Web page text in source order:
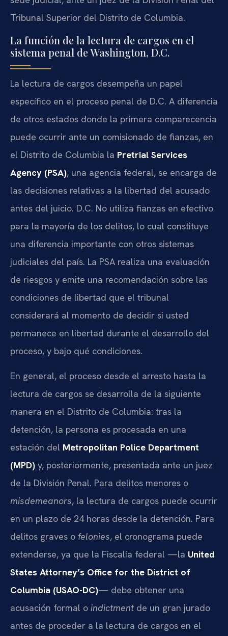
Tribunal Superior del Distrito de Columbia.
La función de la lectura de cargos en el
sistema penal de Washington, D.C.
La lectura de cargos desempeña un papel
específico en el proceso penal de D.C. A diferencia
de otros estados donde la primera comparecencia
puede ocurrir ante un comisionado de fianzas, en
el Distrito de Columbia la Pretrial Services
Agency (PSA), una agencia federal, se encarga de
las decisiones relativas a la libertad del acusado
antes del juicio. D.C. No utiliza fianzas en efectivo
para la mayoría de los delitos, lo cual constituye
una diferencia importante con otros sistemas
judiciales del país. La PSA realiza una evaluación
de riesgos y emite una recomendación sobre las
condiciones de libertad que el tribunal
considerará al momento de decidir si usted
permanece en libertad durante el desarrollo del
proceso, y bajo qué condiciones.
En general, el proceso desde el arresto hasta la
lectura de cargos se desarrolla de la siguiente
manera en el Distrito de Columbia: tras la
detención, la persona es procesada en una
estación del Metropolitan Police Department
(MPD) y, posteriormente, presentada ante un juez
de la División Penal. Para delitos menores o
misdemeanors, la lectura de cargos puede ocurrir
en un plazo de 24 horas desde la detención. Para
delitos graves o felonies, el cronograma puede
extenderse, ya que la Fiscalía federal —la United
States Attorney’s Office for the District of
Columbia (USAO-DC)— debe obtener una
acusación formal o indictmentde un gran jurado
antes de proceder a la lectura de cargos en el